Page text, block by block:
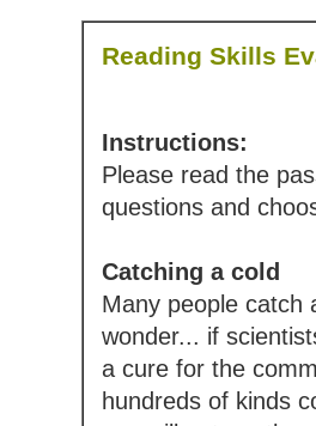
Reading Skills
Instructions:
Please read the
questions and
Catching a cold
Many people catch
wonder... if
a cure for the
hundreds of kinds